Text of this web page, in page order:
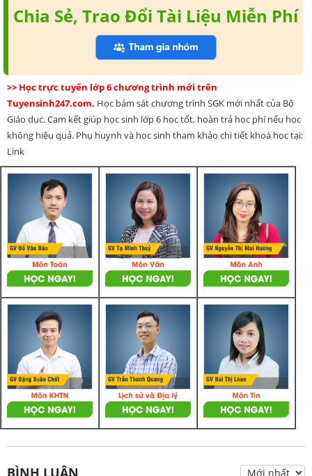
Chia Sẻ, Trao Đổi Tài Liệu Miễn Phí
>> Học trực tuyến lớp 6 chương trình mới trên
Tuyensinh247.com. Học bám sát chương trình SGK mới nhất của Bộ
Giáo dục. Cam kết giúp học sinh lớp 6 học tốt, hoàn trả học phí nếu học
không hiệu quả. Phụ huynh và học sinh tham khảo chi tiết khoá học tại:
Link
BÌNH LUẬN